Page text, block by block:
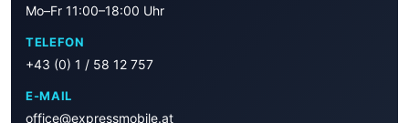
Mo–Fr 11:00–18:00 Uhr
TELEFON
+43 (0) 1 / 58 12 757
E-MAIL
office@expressmobile.at